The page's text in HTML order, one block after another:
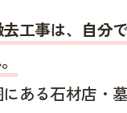
工事は、自分
ある石材店・